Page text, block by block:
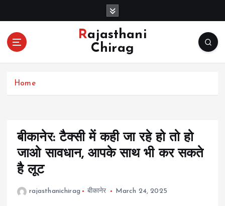
o
Rajasthani
Chirag
Home
बीकानेर: टैक्सी में कही जा रहे हो तो हो
जाओ सावधान, आपके साथ भी कर सकते
है लूट
rajasthanichirag बीकानेर March 24, 2025